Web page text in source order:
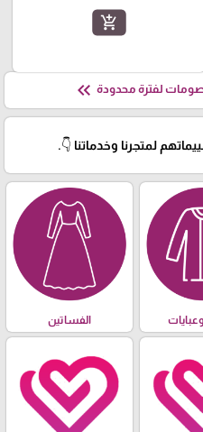
add_shopping_cart
لفترة محدودة keyboard_double_arrow_left
لمتجرنا وخدماتنا 👇.
الفساتين